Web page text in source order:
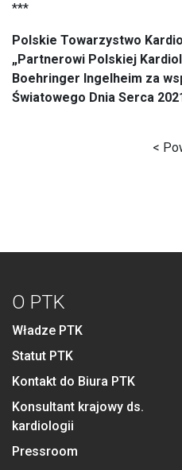
***
Polskie Towarzystwo
„Partnerowi Polskiej
Boehringer Ingelheim za
Światowego Dnia Serca
<
O PTK
Władze PTK
Statut PTK
Kontakt do Biura PTK
Konsultant krajowy ds.
kardiologii
Pressroom